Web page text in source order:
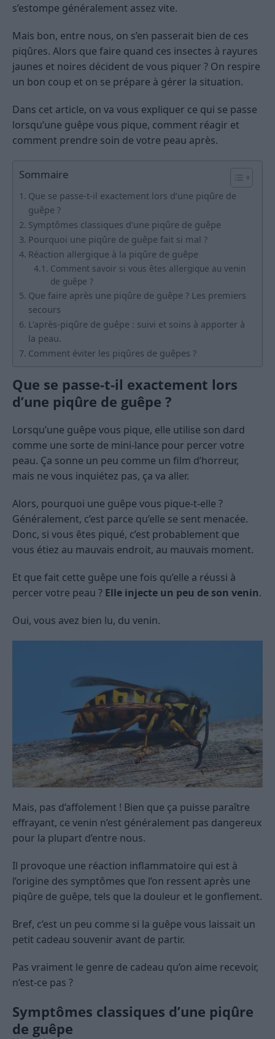
s’estompe généralement assez vite.
Mais bon, entre nous, on s’en passerait bien de ces
piqûres. Alors que faire quand ces insectes à rayures
jaunes et noires décident de vous piquer ? On respire
un bon coup et on se prépare à gérer la situation.
Dans cet article, on va vous expliquer ce qui se passe
lorsqu’une guêpe vous pique, comment réagir et
comment prendre soin de votre peau après.
Sommaire
Que se passe-t-il exactement lors d’une piqûre de
guêpe ?
Symptômes classiques d’une piqûre de guêpe
Pourquoi une piqûre de guêpe fait si mal ?
Réaction allergique à la piqûre de guêpe
Comment savoir si vous êtes allergique au venin
de guêpe ?
Que faire après une piqûre de guêpe ? Les premiers
secours
L’après-piqûre de guêpe : suivi et soins à apporter à
la peau.
Comment éviter les piqûres de guêpes ?
Que se passe-t-il exactement lors
d’une piqûre de guêpe ?
Lorsqu’une guêpe vous pique, elle utilise son dard
comme une sorte de mini-lance pour percer votre
peau. Ça sonne un peu comme un film d’horreur,
mais ne vous inquiétez pas, ça va aller.
Alors, pourquoi une guêpe vous pique-t-elle ?
Généralement, c’est parce qu’elle se sent menacée.
Donc, si vous êtes piqué, c’est probablement que
vous étiez au mauvais endroit, au mauvais moment.
Et que fait cette guêpe une fois qu’elle a réussi à
percer votre peau ? Elle injecte un peu de son venin.
Oui, vous avez bien lu, du venin.
Mais, pas d’affolement ! Bien que ça puisse paraître
effrayant, ce venin n’est généralement pas dangereux
pour la plupart d’entre nous.
Il provoque une réaction inflammatoire qui est à
l’origine des symptômes que l’on ressent après une
piqûre de guêpe, tels que la douleur et le gonflement.
Bref, c’est un peu comme si la guêpe vous laissait un
petit cadeau souvenir avant de partir.
Pas vraiment le genre de cadeau qu’on aime recevoir,
n’est-ce pas ?
Symptômes classiques d’une piqûre
de guêpe